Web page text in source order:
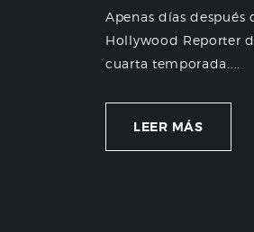
Apenas días después
Hollywood Reporter
cuarta temporada....
LEER MÁS